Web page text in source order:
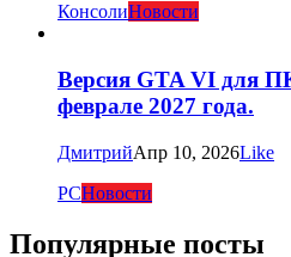
КонсолиНовости
Версия GTA VI для
феврале 2027 года.
ДмитрийАпр 10, 2026Like
PCНовости
Популярные посты